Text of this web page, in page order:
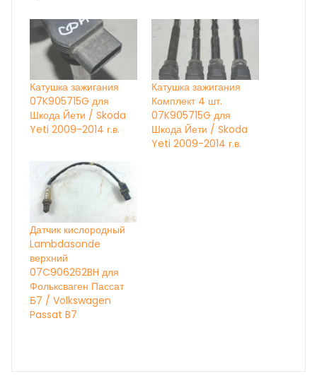
Катушка зажигания
07K905715G для
Шкода Йети / Skoda
Yeti 2009-2014 г.в.
Катушка зажигания
Комплект 4 шт.
07K905715G для
Шкода Йети / Skoda
Yeti 2009-2014 г.в.
Датчик кислородный
Lambdasonde
верхний
07C906262BH для
Фольксваген Пассат
Б7 / Volkswagen
Passat B7